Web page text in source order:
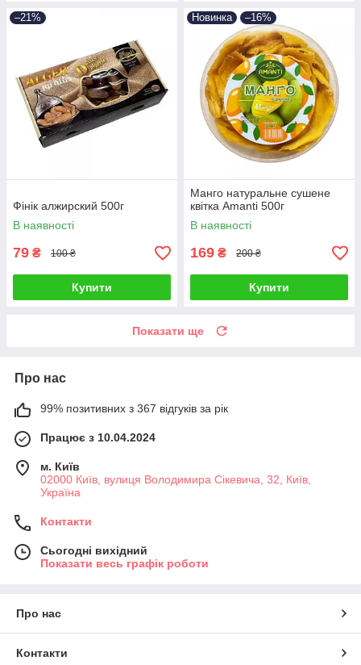
–21%
Фінік алжирский 500г
В наявності
79 ₴ 100 ₴
Купити
Новинка –16%
Манго натуральне сушене
квітка Amanti 500г
В наявності
169 ₴ 200 ₴
Купити
Показати ще
Про нас
99% позитивних з 367 відгуків за рік
Працює з 10.04.2024
м. Київ
02000 Київ, вулиця Володимира Сікевича, 32, Київ,
Україна
Контакти
Сьогодні вихідний
Показати весь графік роботи
Про нас
Контакти